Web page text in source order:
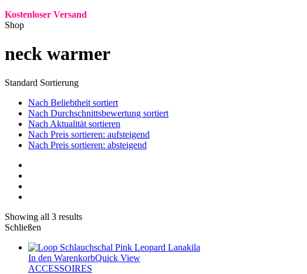
Kostenloser Versand
Shop
neck warmer
Standard Sortierung
Nach Beliebtheit sortiert
Nach Durchschnittsbewertung sortiert
Nach Aktualität sortieren
Nach Preis sortieren: aufsteigend
Nach Preis sortieren: absteigend
Showing all 3 results
Schließen
In den WarenkorbQuick View
ACCESSOIRES